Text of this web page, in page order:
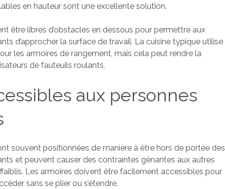
en hauteur sont une excellente solution.
être libres d’obstacles en dessous pour permettre aux
d’approcher la surface de travail. La cuisine typique utilise
les armoires de rangement, mais cela peut rendre la
de fauteuils roulants.
aux personnes
souvent positionnées de manière à être hors de portée des
et peuvent causer des contraintes gênantes aux autres
Les armoires doivent être facilement accessibles pour
sans se plier ou s’étendre.